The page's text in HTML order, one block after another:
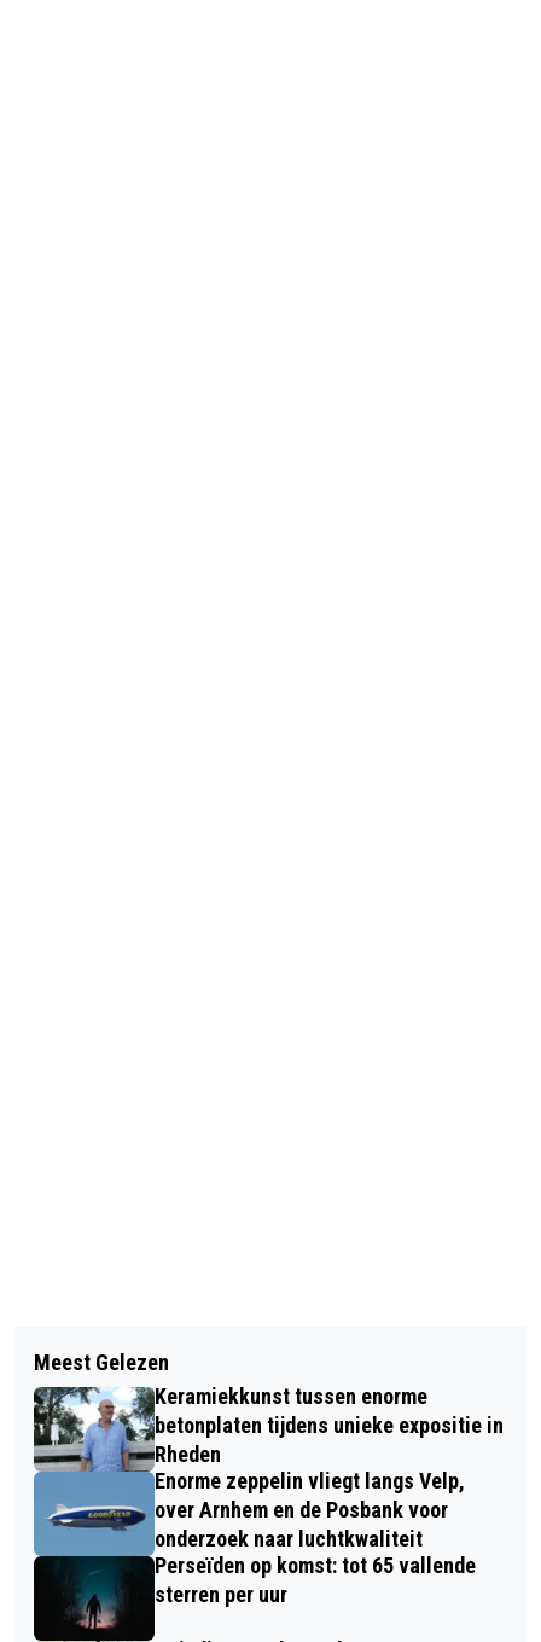
BABY-BIJEENKOMST IN DE
BIBLIOTHEEK
ZOON AUDREY HEPBURN ONTHULT
BEELDJE IN VELP
Meest Gelezen
Keramiekkunst tussen enorme
betonplaten tijdens unieke expositie in
Rheden
Enorme zeppelin vliegt langs Velp,
over Arnhem en de Posbank voor
onderzoek naar luchtkwaliteit
Perseïden op komst: tot 65 vallende
sterren per uur